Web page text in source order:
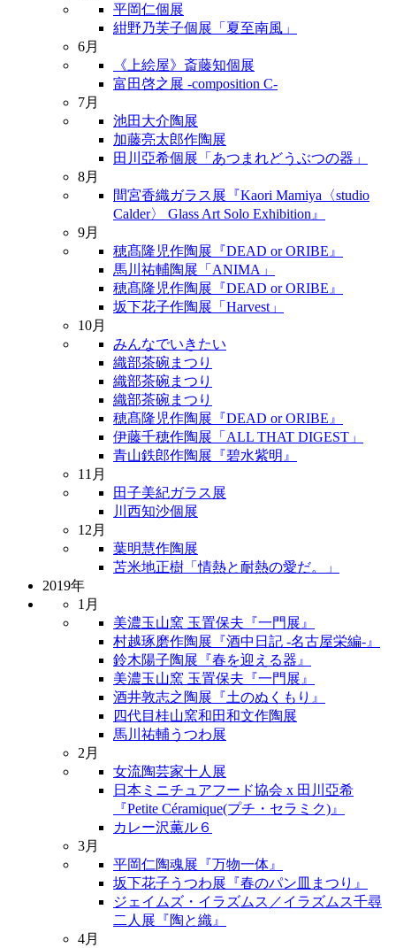
平岡仁個展
紺野乃芙子個展「夏至南風」
6月
《上絵屋》斎藤知個展
富田啓之展 -composition C-
7月
池田大介陶展
加藤亮太郎作陶展
田川亞希個展「あつまれどうぶつの器」
8月
間宮香織ガラス展『Kaori Mamiya〈studio
Calder〉 Glass Art Solo Exhibition』
9月
穂髙隆児作陶展『DEAD or ORIBE』
馬川祐輔陶展「ANIMA」
穂髙隆児作陶展『DEAD or ORIBE』
坂下花子作陶展「Harvest」
10月
みんなでいきたい
織部茶碗まつり
織部茶碗まつり
織部茶碗まつり
穂髙隆児作陶展『DEAD or ORIBE』
伊藤千穂作陶展「ALL THAT DIGEST」
青山鉄郎作陶展『碧水紫明』
11月
田子美紀ガラス展
川西知沙個展
12月
葉明慧作陶展
苫米地正樹「情熱と耐熱の愛だ。」
2019年
1月
美濃玉山窯 玉置保夫『一門展』
村越琢磨作陶展『酒中日記 -名古屋栄編-』
鈴木陽子陶展『春を迎える器』
美濃玉山窯 玉置保夫『一門展』
酒井敦志之陶展『土のぬくもり』
四代目桂山窯和田和文作陶展
馬川祐輔うつわ展
2月
女流陶芸家十人展
日本ミニチュアフード協会 x 田川亞希
『Petite Céramique(プチ・セラミク)』
カレー沢薫ル６
3月
平岡仁陶魂展『万物一体』
坂下花子うつわ展『春のパン皿まつり』
ジェイムズ・イラズムス／イラズムス千尋
二人展『陶と織』
4月